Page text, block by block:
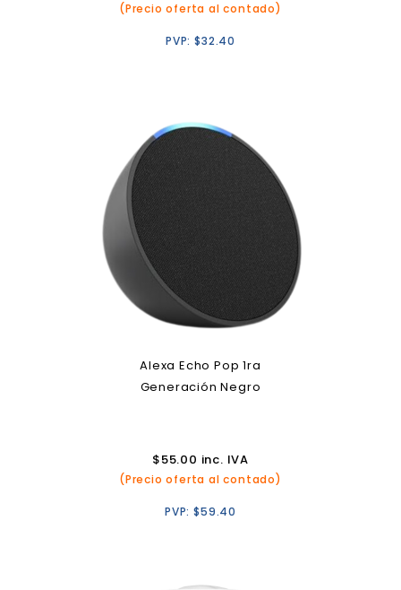
(Precio oferta al contado)
PVP:$32.40
Alexa Echo Pop 1ra
Generación Negro
$55.00 inc. IVA
(Precio oferta al contado)
PVP:$59.40